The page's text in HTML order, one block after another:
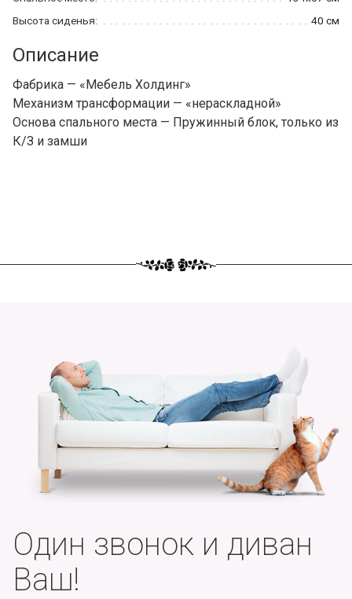
Высота сиденья:
40 см
Описание
Фабрика — «Мебель Холдинг»
Механизм трансформации — «нераскладной»
Основа спального места — Пружинный блок, только из
К/З и замши
Один звонок и диван
Ваш!